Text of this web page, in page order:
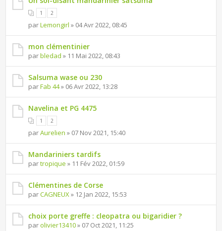
1 2
parLemongirl » 04 Avr 2022, 08:45
mon clémentinier
parbledad » 11 Mai 2022, 08:43
Salsuma wase ou 230
parFab 44» 06 Avr 2022, 13:28
Navelina et PG 4475
1 2
parAurelien » 07 Nov 2021, 15:40
Mandariniers tardifs
partropique » 11 Fév 2022, 01:59
Clémentines de Corse
parCAGNEUX» 12 Jan 2022, 15:53
choix porte greffe : cleopatra ou bigaridier ?
parolivier13410» 07 Oct 2021, 11:25